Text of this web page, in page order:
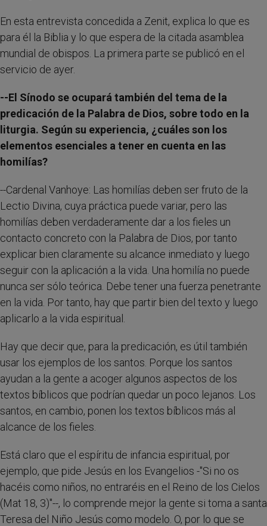
En esta entrevista concedida a Zenit, explica lo que es
para él la Biblia y lo que espera de la citada asamblea
mundial de obispos. La primera parte se publicó en el
servicio de ayer.
--El Sínodo se ocupará también del tema de la
predicación de la Palabra de Dios, sobre todo en la
liturgia. Según su experiencia, ¿cuáles son los
elementos esenciales a tener en cuenta en las
homilías?
--Cardenal Vanhoye: Las homilías deben ser fruto de la
Lectio Divina, cuya práctica puede variar, pero las
homilías deben verdaderamente dar a los fieles un
contacto concreto con la Palabra de Dios, por tanto
explicar bien claramente su alcance inmediato y luego
seguir con la aplicación a la vida. Una homilía no puede
nunca ser sólo teórica. Debe tener una fuerza penetrante
en la vida. Por tanto, hay que partir bien del texto y luego
aplicarlo a la vida espiritual.
Hay que decir que, para la predicación, es útil también
usar los ejemplos de los santos. Porque los santos
ayudan a la gente a acoger algunos aspectos de los
textos bíblicos que podrían quedar un poco lejanos. Los
santos, en cambio, ponen los textos bíblicos más al
alcance de los fieles.
Está claro que el espíritu de infancia espiritual, por
ejemplo, que pide Jesús en los Evangelios -"Si no os
hacéis como niños, no entraréis en el Reino de los Cielos
(Mat 18, 3)"--, lo comprende mejor la gente si toma a santa
Teresa del Niño Jesús como modelo. O, por lo que se